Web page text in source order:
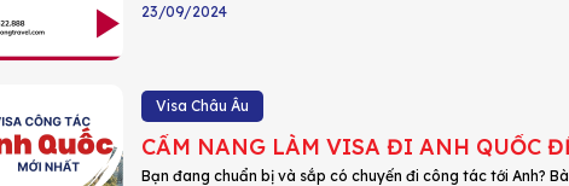
23/09/2024
Visa Châu Âu
CẨM NANG LÀM VISA ĐI ANH QUỐC
Bạn đang chuẩn bị và sắp có chuyến đi công tác tới Anh?